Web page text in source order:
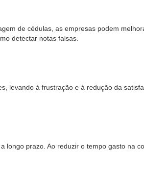
de cédulas, as empresas podem
detectar notas falsas.
levando à frustração e à redução da
prazo. Ao reduzir o tempo gasto na